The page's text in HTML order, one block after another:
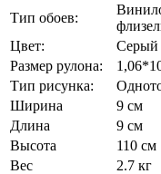
Тип обоев:
Цвет:
Серый
Размер рулона:
Тип рисунка:
Ширина
9 см
Длина
9 см
Высота
110 см
Вес
2.7 кг